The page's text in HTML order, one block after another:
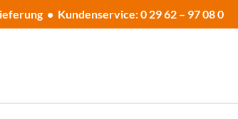
• Kundenservice: 0 29 62 – 97 08 0